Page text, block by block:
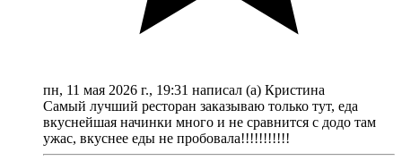
пн, 11 мая 2026 г., 19:31 написал (а) Кристина
Самый лучший ресторан заказываю только тут, еда
вкуснейшая начинки много и не сравнится с додо там
ужас, вкуснее еды не пробовала!!!!!!!!!!!